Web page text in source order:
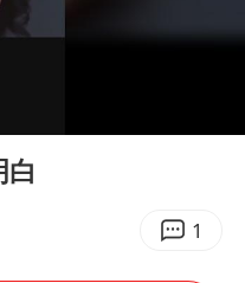
急 美军补货难
1